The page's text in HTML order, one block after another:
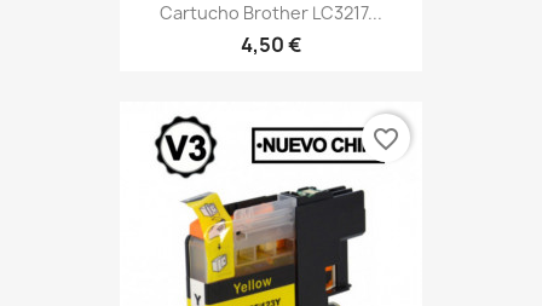
Cartucho Brother LC3217...
4,50 €
favorite_border